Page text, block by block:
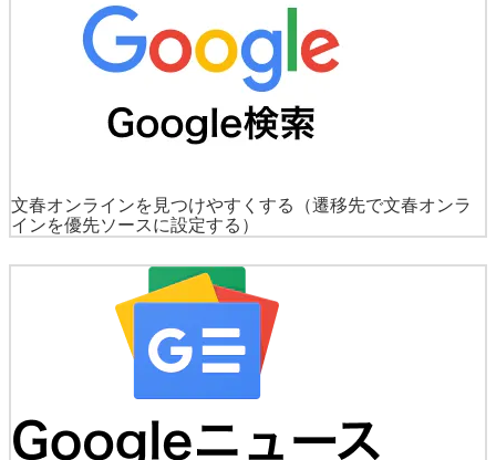
文春オンラインを見つけやすくする
（遷移先で文春オンラ
インを優先ソースに設定する）